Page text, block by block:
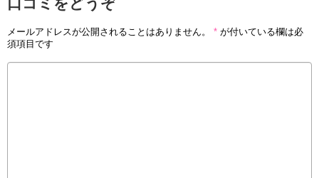
メールアドレスが公開されることはありません。 * が付いている欄は必
須項目です